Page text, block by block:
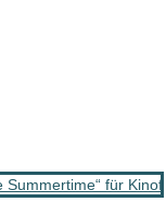
Summertime“ für